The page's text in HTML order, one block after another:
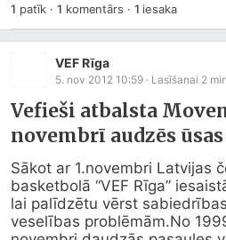
1 patīk ·1 komentārs · 1 iesaka
VEF Rīga
5. nov 2012 10:59 · Lasīšanai 2 min
Vefieši atbalsta
novembrī audzēs ūsas
Sākot ar 1.novembri Latvijas
basketbolā “VEF Rīga”
lai palīdzētu vērst
veselības problēmām.No